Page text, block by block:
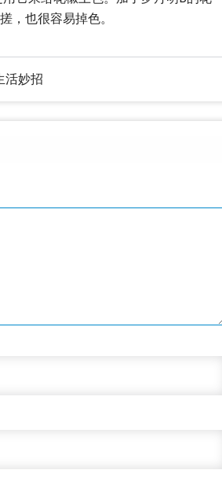
，也很容易掉色。
活妙招